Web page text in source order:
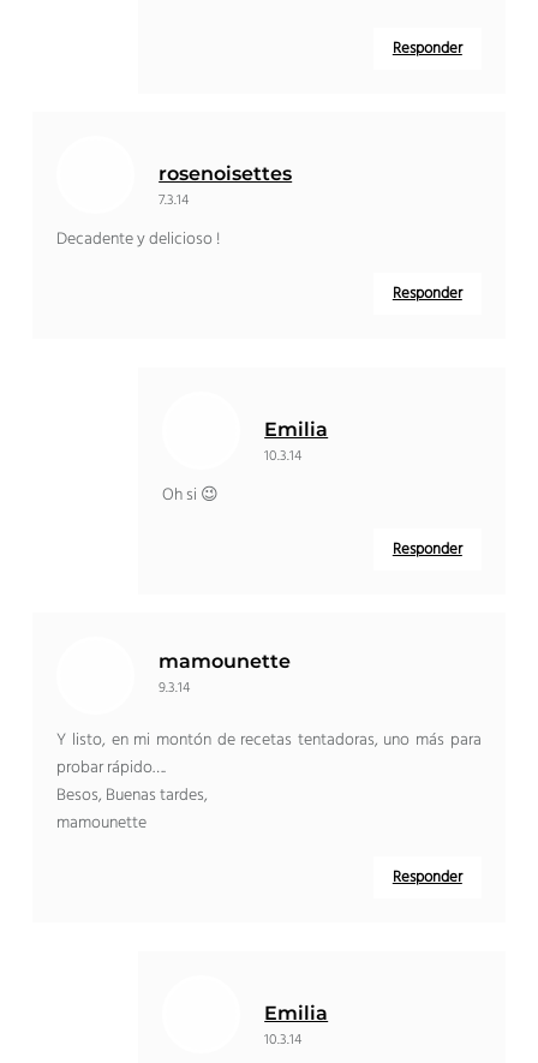
Responder
rosenoisettes
7.3.14
Decadente y delicioso !
Responder
Emilia
10.3.14
Oh si 😉
Responder
mamounette
9.3.14
Y listo, en mi montón de recetas tentadoras, uno más para
probar rápido….
Besos, Buenas tardes,
mamounette
Responder
Emilia
10.3.14